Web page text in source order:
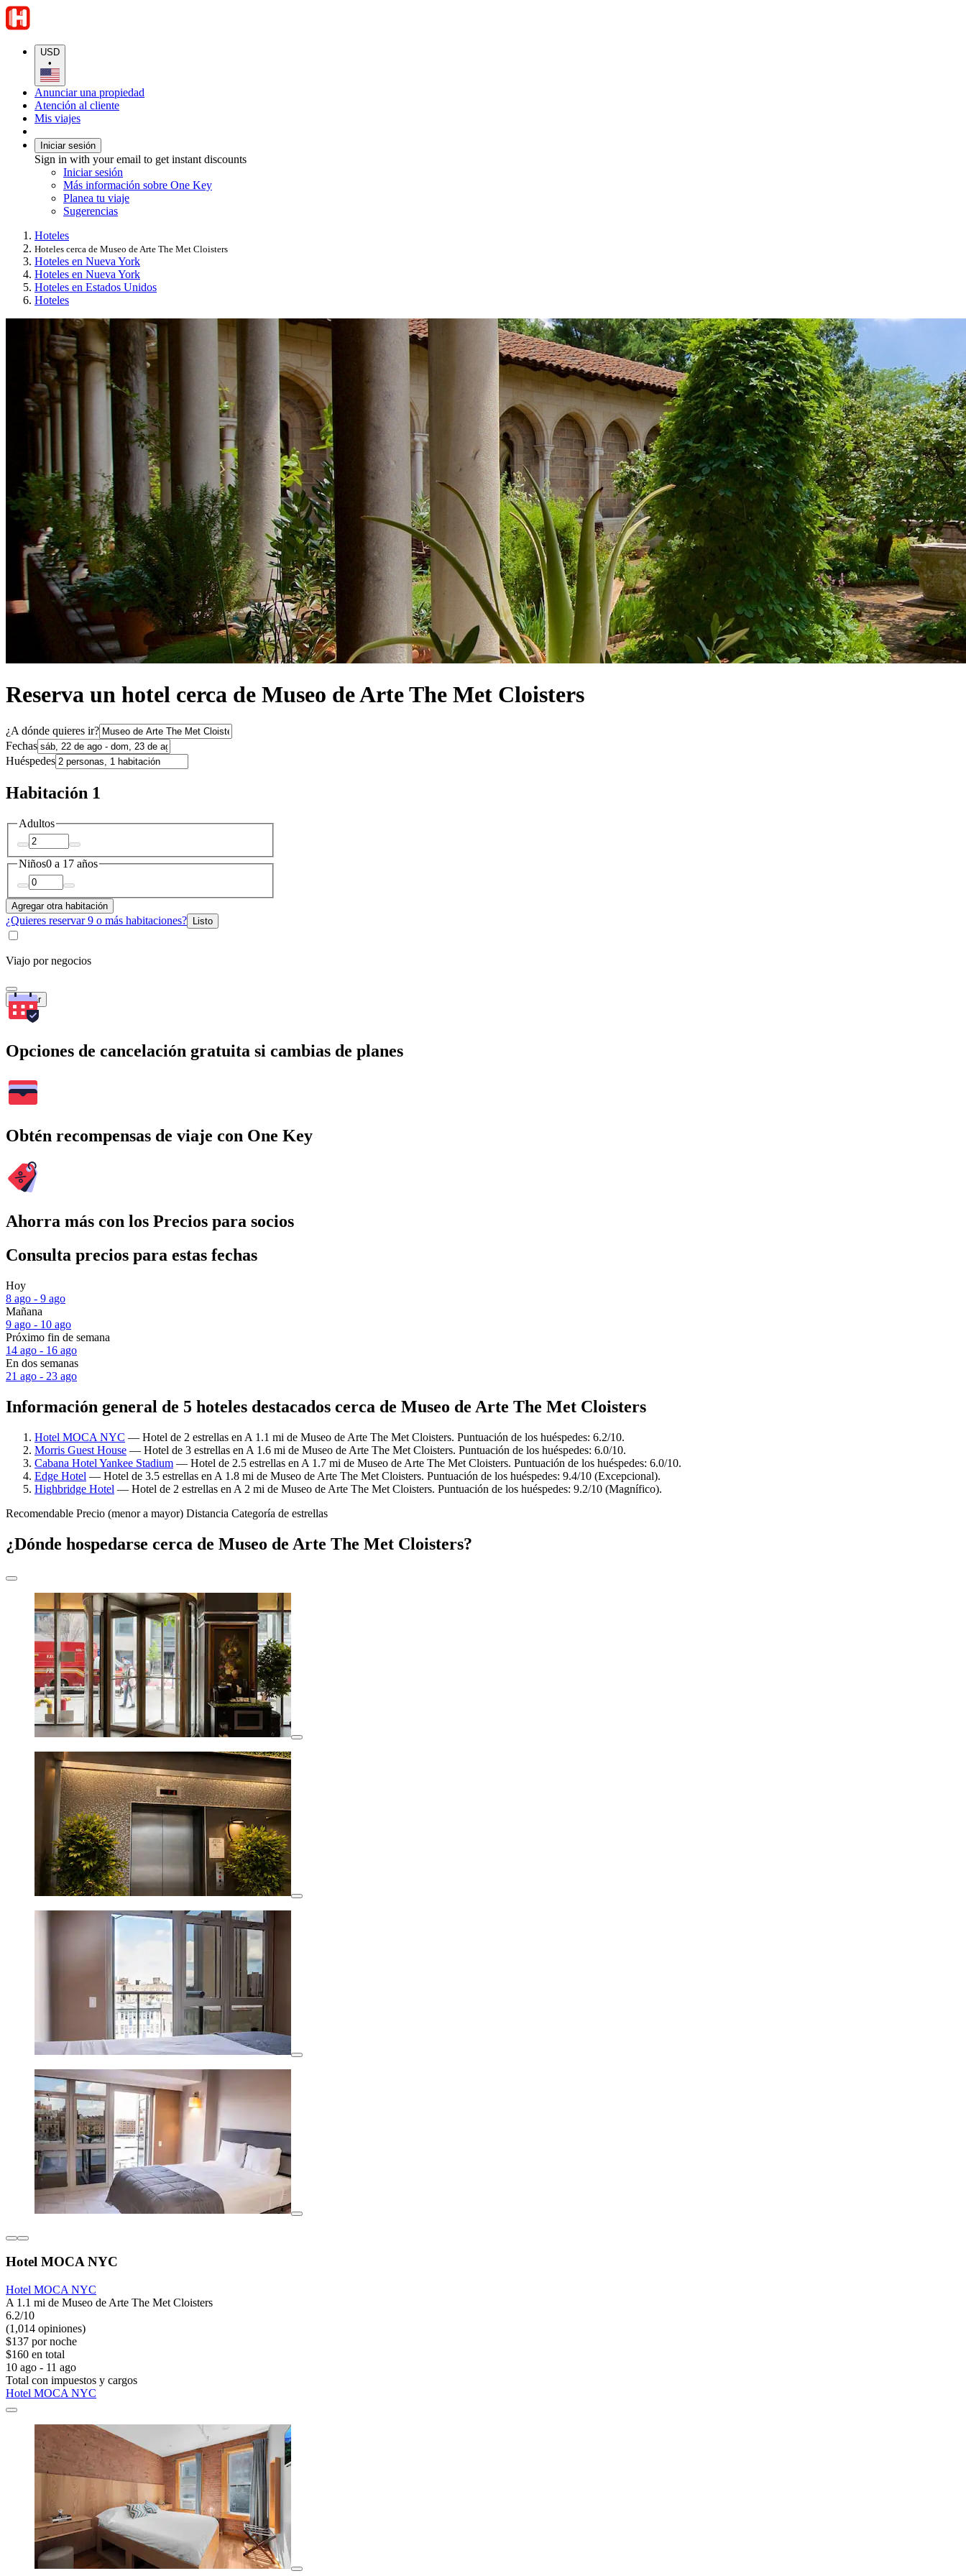
USD
•
Anunciar una propiedad
Atención al cliente
Mis viajes
Iniciar sesión
Sign in with your email to get instant discounts
Iniciar sesión
Más información sobre One Key
Planea tu viaje
Sugerencias
Hoteles
Hoteles cerca de Museo de Arte The Met Cloisters
Hoteles en Nueva York
Hoteles en Nueva York
Hoteles en Estados Unidos
Hoteles
Reserva un hotel cerca de Museo de Arte The Met Cloisters
¿A dónde quieres ir?
Fechas
Huéspedes
Habitación 1
Adultos
Niños0 a 17 años
Agregar otra habitación
¿Quieres reservar 9 o más habitaciones? Listo
Viajo por negocios
Buscar
Opciones de cancelación gratuita si cambias de planes
Obtén recompensas de viaje con One Key
Ahorra más con los Precios para socios
Consulta precios para estas fechas
Hoy
8 ago - 9 ago
Mañana
9 ago - 10 ago
Próximo fin de semana
14 ago - 16 ago
En dos semanas
21 ago - 23 ago
Información general de 5 hoteles destacados cerca de Museo de Arte The Met Cloisters
Hotel MOCA NYC — Hotel de 2 estrellas en A 1.1 mi de Museo de Arte The Met Cloisters. Puntuación de los huéspedes: 6.2/10.
Morris Guest House — Hotel de 3 estrellas en A 1.6 mi de Museo de Arte The Met Cloisters. Puntuación de los huéspedes: 6.0/10.
Cabana Hotel Yankee Stadium — Hotel de 2.5 estrellas en A 1.7 mi de Museo de Arte The Met Cloisters. Puntuación de los huéspedes: 6.0/10.
Edge Hotel — Hotel de 3.5 estrellas en A 1.8 mi de Museo de Arte The Met Cloisters. Puntuación de los huéspedes: 9.4/10 (Excepcional).
Highbridge Hotel — Hotel de 2 estrellas en A 2 mi de Museo de Arte The Met Cloisters. Puntuación de los huéspedes: 9.2/10 (Magnífico).
Recomendable Precio (menor a mayor) Distancia Categoría de estrellas
¿Dónde hospedarse cerca de Museo de Arte The Met Cloisters?
Hotel MOCA NYC
Hotel MOCA NYC
A 1.1 mi de Museo de Arte The Met Cloisters
6.2/10
(1,014 opiniones)
$137 por noche
$160 en total
10 ago - 11 ago
Total con impuestos y cargos
Hotel MOCA NYC